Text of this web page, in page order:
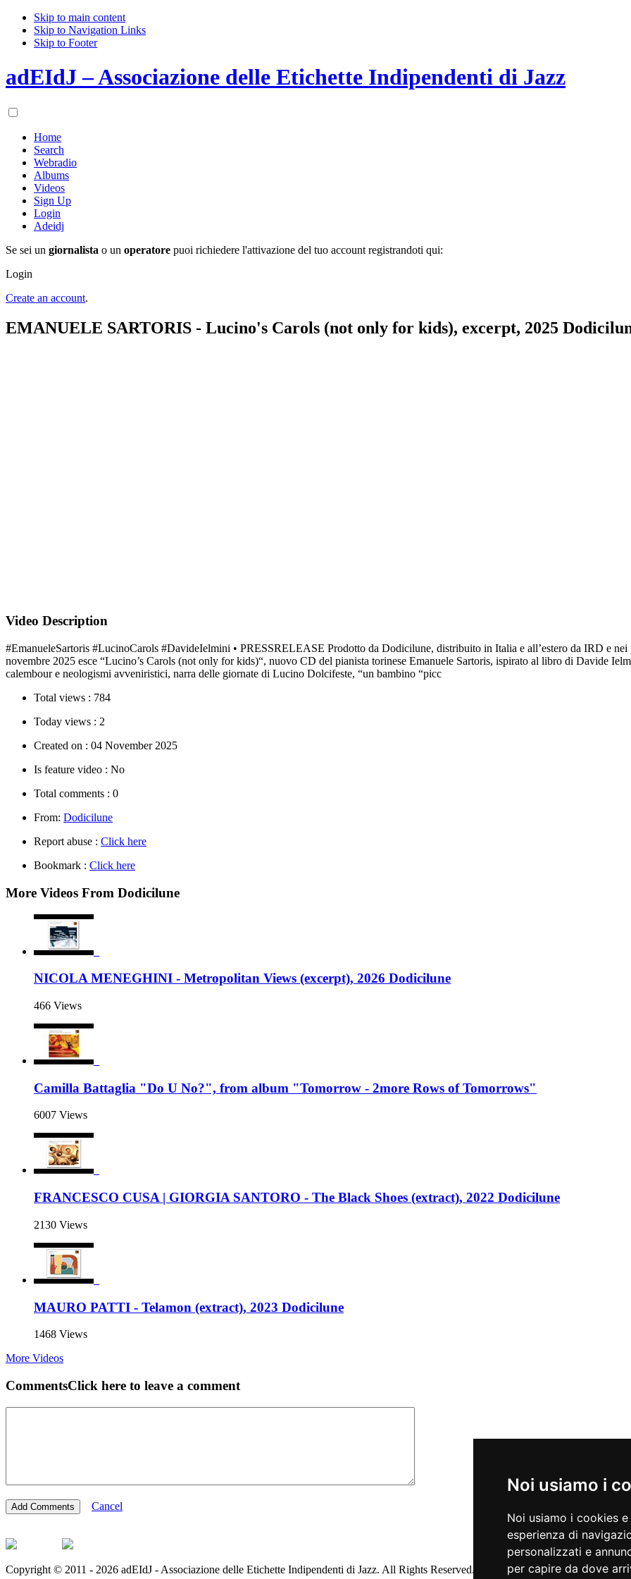
Noi usiamo i
Noi usiamo i cookies
esperienza di
personalizzati e
per capire da dove
Skip to main content
Skip to Navigation Links
Skip to Footer
adEIdJ – Associazione delle Etichette Indipendenti di Jazz
Home
Search
Webradio
Albums
Videos
Sign Up
Login
Adeidj
Se sei un giornalista o un operatore puoi richiedere l'attivazione del tuo account registrandoti qui:
Login
Create an account.
EMANUELE SARTORIS - Lucino's Carols (not only for kids), excerpt, 2025
Video Description
#EmanueleSartoris #LucinoCarols #DavideIelmini • PRESSRELEASE Prodotto da Dodicilune, distribuito in Italia e all’estero da IRD e
novembre 2025 esce “Lucino’s Carols (not only for kids)“, nuovo CD del pianista torinese Emanuele Sartoris, ispirato al libro di Davide
calembour e neologismi avveniristici, narra delle giornate di Lucino Dolcifeste, “un bambino “picc
Total views : 784
Today views : 2
Created on : 04 November 2025
Is feature video : No
Total comments : 0
From: Dodicilune
Report abuse : Click here
Bookmark : Click here
More Videos From Dodicilune
NICOLA MENEGHINI - Metropolitan Views (excerpt), 2026 Dodicilune
466 Views
Camilla Battaglia "Do U No?", from album "Tomorrow - 2more Rows of Tomorrows"
6007 Views
FRANCESCO CUSA | GIORGIA SANTORO - The Black Shoes (extract), 2022 Dodicilune
2130 Views
MAURO PATTI - Telamon (extract), 2023 Dodicilune
1468 Views
More Videos
CommentsClick here to leave a comment
Cancel
Copyright © 2011 - 2026 adEIdJ - Associazione delle Etichette Indipendenti di Jazz. All Rights Reserved.